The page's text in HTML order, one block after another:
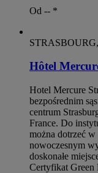
Od -- *
Hôtel
Hotel Mercure
bezpośrednim
centrum
France. Do
można dotrzeć
nowoczesnym
doskonałe
Certyfikat Green